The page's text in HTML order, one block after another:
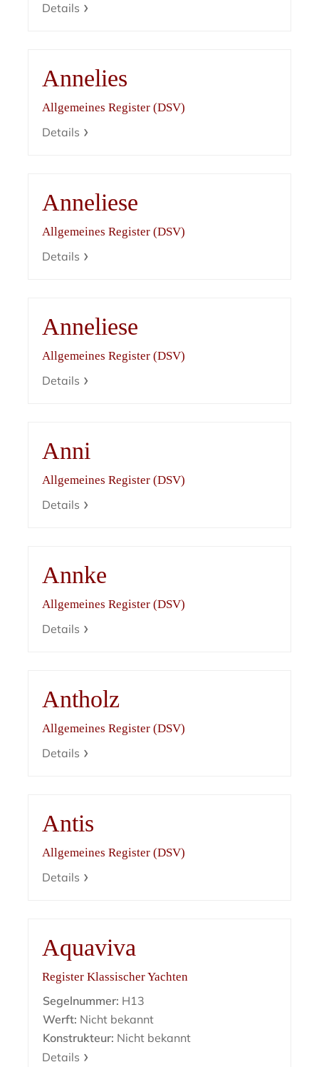
Details
Annelies
Allgemeines Register (DSV)
Details
Anneliese
Allgemeines Register (DSV)
Details
Anneliese
Allgemeines Register (DSV)
Details
Anni
Allgemeines Register (DSV)
Details
Annke
Allgemeines Register (DSV)
Details
Antholz
Allgemeines Register (DSV)
Details
Antis
Allgemeines Register (DSV)
Details
Aquaviva
Register Klassischer Yachten
Segelnummer: H13
Werft: Nicht bekannt
Konstrukteur: Nicht bekannt
Details